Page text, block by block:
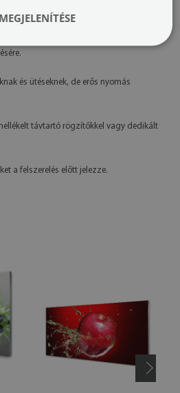
lehetőség van grafikai
és ütéseknek, de erős nyomás
távtartó rögzítőkkel vagy dedikált
a felszerelés előtt jelezze.